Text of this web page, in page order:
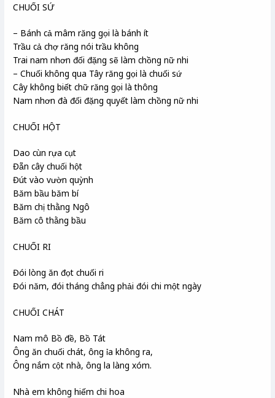
CHUỐI SỨ
– Bánh cả mâm răng gọi là bánh ít
Trầu cả chợ răng nói trầu không
Trai nam nhơn đối đặng sẽ làm chồng nữ nhi
– Chuối không qua Tây răng gọi là chuối sứ
Cây không biết chữ răng gọi là thông
Nam nhơn đà đối đặng quyết làm chồng nữ nhi
CHUỐI HỘT
Dao cùn rựa cụt
Đẵn cây chuối hột
Đút vào vườn quỳnh
Băm bầu băm bí
Băm chị thằng Ngô
Băm cô thằng bầu
CHUỐI RI
Đói lòng ăn đọt chuối ri
Đói năm, đói tháng chẳng phải đói chi một ngày
CHUỐI CHÁT
Nam mô Bồ đề, Bồ Tát
Ông ăn chuối chát, ông ỉa không ra,
Ông nắm cột nhà, ông la làng xóm.
Nhà em không hiếm chi hoa